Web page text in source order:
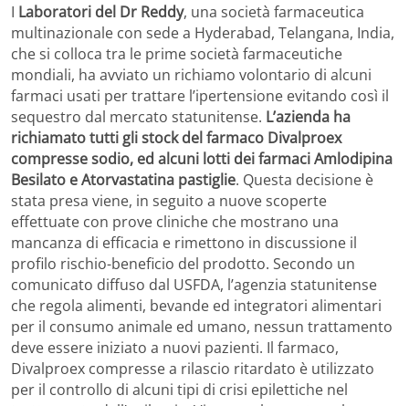
I Laboratori del Dr Reddy, una società farmaceutica
multinazionale con sede a Hyderabad, Telangana, India,
che si colloca tra le prime società farmaceutiche
mondiali, ha avviato un richiamo volontario di alcuni
farmaci usati per trattare l’ipertensione evitando così il
sequestro dal mercato statunitense. L’azienda ha
richiamato tutti gli stock del farmaco Divalproex
compresse sodio, ed alcuni lotti dei farmaci Amlodipina
Besilato e Atorvastatina pastiglie. Questa decisione è
stata presa viene, in seguito a nuove scoperte
effettuate con prove cliniche che mostrano una
mancanza di efficacia e rimettono in discussione il
profilo rischio-beneficio del prodotto. Secondo un
comunicato diffuso dal USFDA, l’agenzia statunitense
che regola alimenti, bevande ed integratori alimentari
per il consumo animale ed umano, nessun trattamento
deve essere iniziato a nuovi pazienti. Il farmaco,
Divalproex compresse a rilascio ritardato è utilizzato
per il controllo di alcuni tipi di crisi epilettiche nel